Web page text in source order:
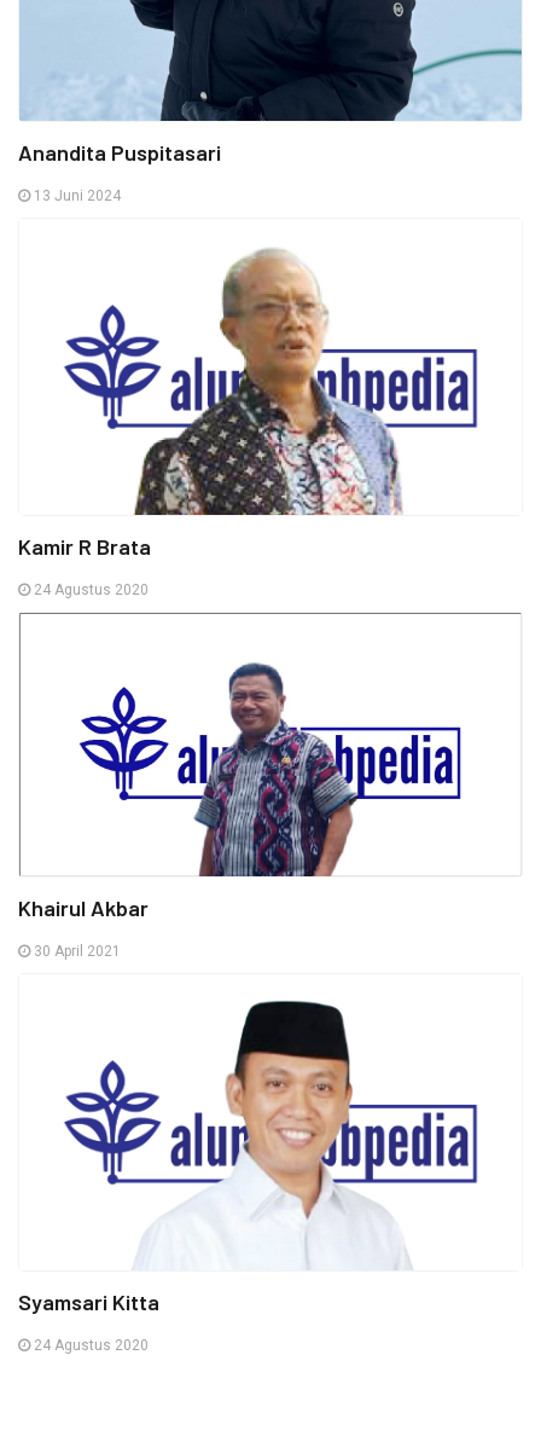
Anandita Puspitasari
13 Juni 2024
Kamir R Brata
24 Agustus 2020
Khairul Akbar
30 April 2021
Syamsari Kitta
24 Agustus 2020